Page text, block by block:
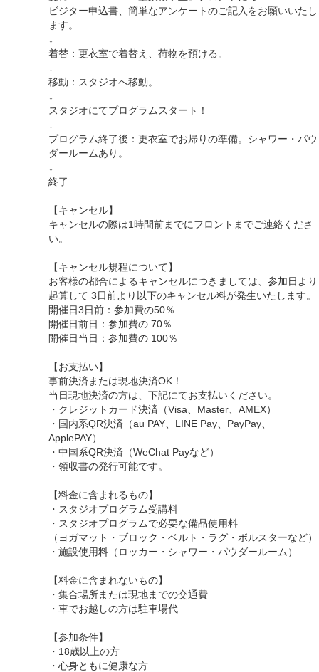
ビジター申込書、簡単なアンケートのご記入をお願いいたし
ます。
↓
着替：更衣室で着替え、荷物を預ける。
↓
移動：スタジオへ移動。
↓
スタジオにてプログラムスタート！
↓
プログラム終了後：更衣室でお帰りの準備。シャワー・パウ
ダールームあり。
↓
終了
【キャンセル】
キャンセルの際は1時間前までにフロントまでご連絡くださ
い。
【キャンセル規程について】
お客様の都合によるキャンセルにつきましては、参加日より
起算して 3日前より以下のキャンセル料が発生いたします。
開催日3日前：参加費の50％
開催日前日：参加費の 70％
開催日当日：参加費の 100％
【お支払い】
事前決済または現地決済OK！
当日現地決済の方は、下記にてお支払いください。
・クレジットカード決済（Visa、Master、AMEX）
・国内系QR決済（au PAY、LINE Pay、PayPay、
ApplePAY）
・中国系QR決済（WeChat Payなど）
・領収書の発行可能です。
【料金に含まれるもの】
・スタジオプログラム受講料
・スタジオプログラムで必要な備品使用料
（ヨガマット・ブロック・ベルト・ラグ・ボルスターなど）
・施設使用料（ロッカー・シャワー・パウダールーム）
【料金に含まれないもの】
・集合場所または現地までの交通費
・車でお越しの方は駐車場代
【参加条件】
・18歳以上の方
・心身ともに健康な方